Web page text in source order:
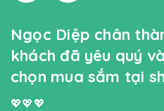
Ngọc Diệp chân
khách đã yêu quý
chọn mua sắm tại
💖💖💖